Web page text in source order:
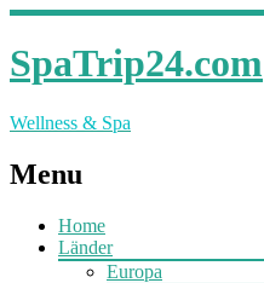
SpaTrip24.com
Wellness & Spa
Menu
Home
Länder
Europa